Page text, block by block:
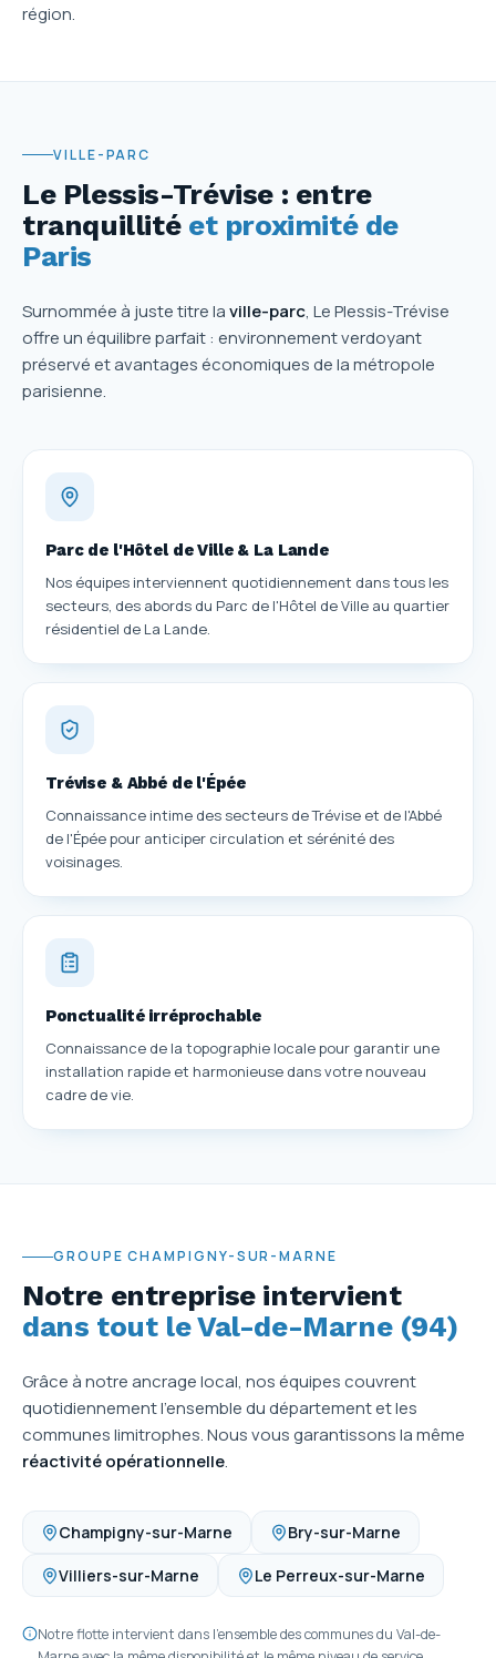
région.
VILLE-PARC
Le Plessis-Trévise : entre
tranquillité et proximité de
Paris
Surnommée à juste titre laville-parc, Le Plessis-Trévise
offre un équilibre parfait : environnement verdoyant
préservé et avantages économiques de la métropole
parisienne.
Parc de l'Hôtel de Ville & La Lande
Nos équipes interviennent quotidiennement dans tous les
secteurs, des abords du Parc de l'Hôtel de Ville au quartier
résidentiel de La Lande.
Trévise & Abbé de l'Épée
Connaissance intime des secteurs de Trévise et de l'Abbé
de l'Épée pour anticiper circulation et sérénité des
voisinages.
Ponctualité irréprochable
Connaissance de la topographie locale pour garantir une
installation rapide et harmonieuse dans votre nouveau
cadre de vie.
GROUPE CHAMPIGNY-SUR-MARNE
Notre entreprise intervient
dans tout le Val-de-Marne (94)
Grâce à notre ancrage local, nos équipes couvrent
quotidiennement l'ensemble du département et les
communes limitrophes. Nous vous garantissons la même
réactivité opérationnelle.
Champigny-sur-Marne Bry-sur-Marne
Villiers-sur-Marne Le Perreux-sur-Marne
Notre flotte intervient dans l'ensemble des communes du Val-de-